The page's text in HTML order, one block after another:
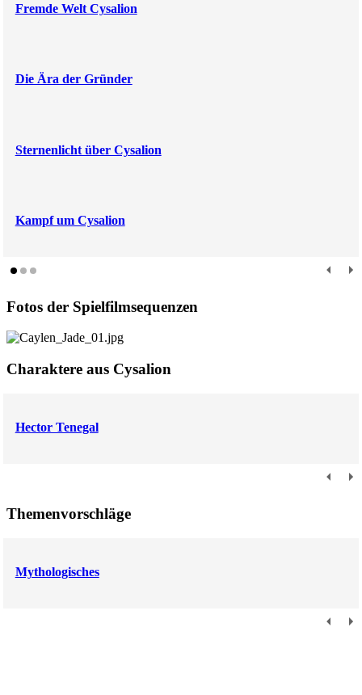
Fremde Welt Cysalion
Die Ära der Gründer
Sternenlicht über Cysalion
Kampf um Cysalion
Fotos der Spielfilmsequenzen
Charaktere aus Cysalion
Hector Tenegal
Themenvorschläge
Mythologisches